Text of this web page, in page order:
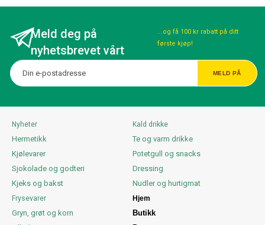
Meld deg på
nyhetsbrevet vårt
...og få 100 kr rabatt på ditt
første kjøp!
Nyheter
Hermetikk
Kjølevarer
Sjokolade og godteri
Kjeks og bakst
Kald drikke
Te og varm drikke
Potetgull og snacks
Dressing
Nudler og hurtigmat
Frysevarer
Gryn, grøt og korn
Hjem
Butikk